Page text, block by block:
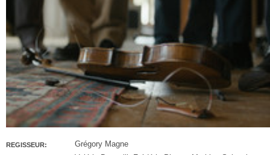
REGISSEUR:
Grégory Magne